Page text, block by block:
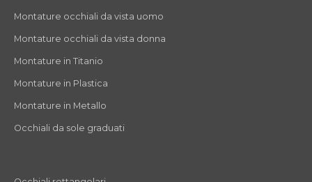
Montature occhiali da vista uomo
Montature occhiali da vista donna
Montature in Titanio
Montature in Plastica
Montature in Metallo
Occhiali da sole graduati